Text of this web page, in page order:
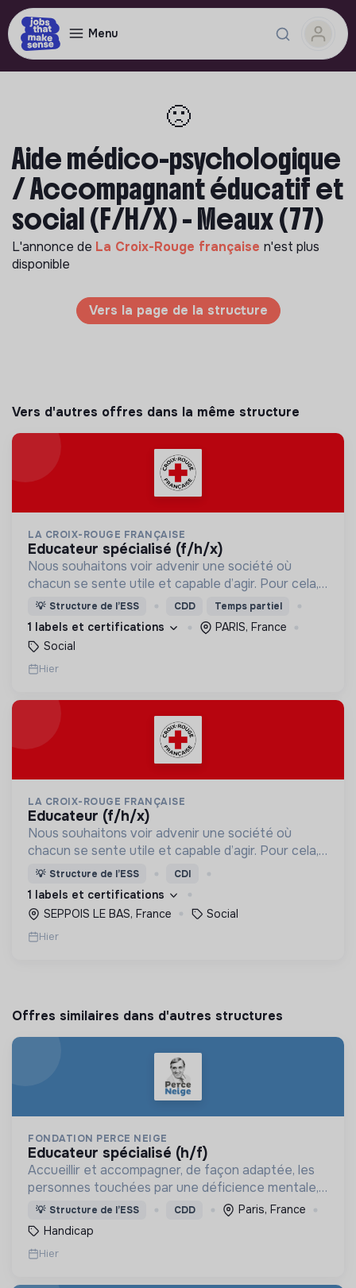
Menu
🙁
Aide médico-psychologique
/ Accompagnant éducatif et
social (F/H/X) - Meaux (77)
L'annonce de La Croix-Rouge française n'est plus
disponible
Vers la page de la structure
Vers d'autres offres dans la même structure
LA CROIX-ROUGE FRANÇAISE
educateur spécialisé (f/h/x)
Nous souhaitons voir advenir une société où
chacun se sente utile et capable d’agir. Pour cela,
nous proposons des moyens et des lieux
d’engagement innovants et adaptés à tous.
💡 Structure de l’ESS CDD Temps partiel
1 labels et certifications
PARIS, France
Social
Hier
LA CROIX-ROUGE FRANÇAISE
educateur (f/h/x)
Nous souhaitons voir advenir une société où
chacun se sente utile et capable d’agir. Pour cela,
nous proposons des moyens et des lieux
d’engagement innovants et adaptés à tous.
💡 Structure de l’ESS CDI
1 labels et certifications
SEPPOIS LE BAS, France
Social
Hier
Offres similaires dans d'autres structures
FONDATION PERCE NEIGE
educateur spécialisé (h/f)
Accueillir et accompagner, de façon adaptée, les
personnes touchées par une déficience mentale,
un handicap physique ou psychique
💡 Structure de l’ESS CDD
Paris, France
Handicap
Hier